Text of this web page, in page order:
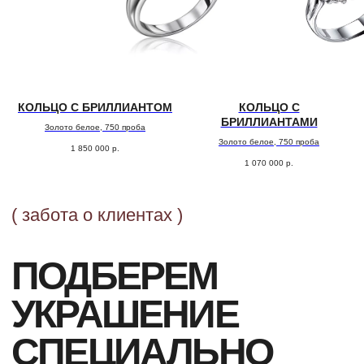
КОЛЬЦО С БРИЛЛИАНТОМ
Золото белое, 750 проба
1 850 000 р.
КОЛЬЦО С
БРИЛЛИАНТАМИ
Золото белое, 750 проба
1 070 000 р.
Добавьте товар в корзину и введите
свои контактные данные
Наш менеджер свяжется с Вами
ПОДТВЕРЖДЕНИЕ